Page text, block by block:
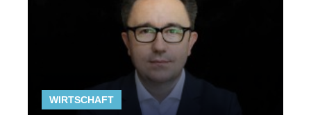
WIRTSCHAFT